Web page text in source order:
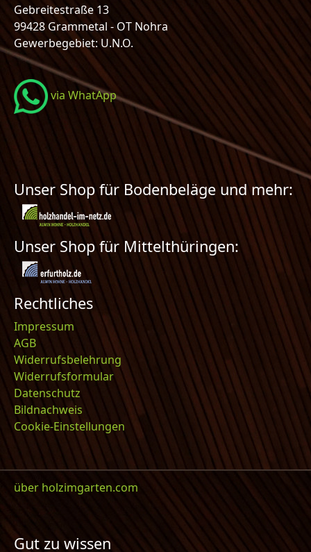
Gebreitestraße 13
99428 Grammetal - OT Nohra
Gewerbegebiet: U.N.O.
via WhatApp
Unser Shop für Bodenbeläge und mehr:
Unser Shop für Mittelthüringen:
Rechtliches
Impressum
AGB
Widerrufsbelehrung
Widerrufsformular
Datenschutz
Bildnachweis
Cookie-Einstellungen
über holzimgarten.com
Gut zu wissen